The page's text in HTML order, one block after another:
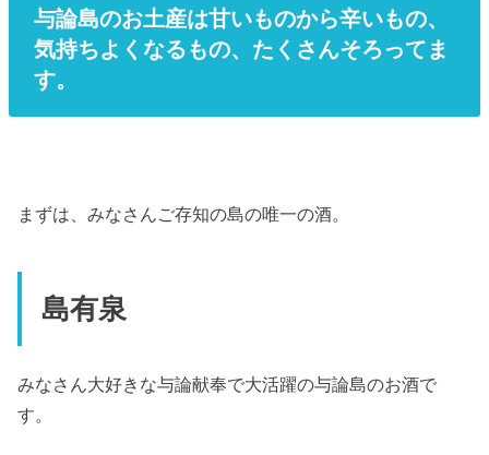
与論島のお土産は甘いものから辛いもの、
気持ちよくなるもの、たくさんそろってま
す。
まずは、みなさんご存知の島の唯一の酒。
島有泉
みなさん大好きな与論献奉で大活躍の与論島のお酒で
す。